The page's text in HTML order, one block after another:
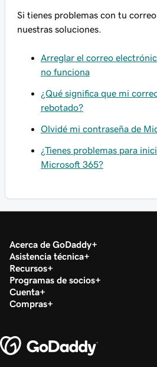
Si tienes problemas con tu
nuestras soluciones.
Arreglar el correo
no funciona
¿Qué significa que mi
rebotado?
Olvidé mi contraseña de
¿Tienes problemas para
Microsoft 365?
Acerca de GoDaddy
Asistencia técnica
Recursos
Programas de socios
Cuenta
Compras